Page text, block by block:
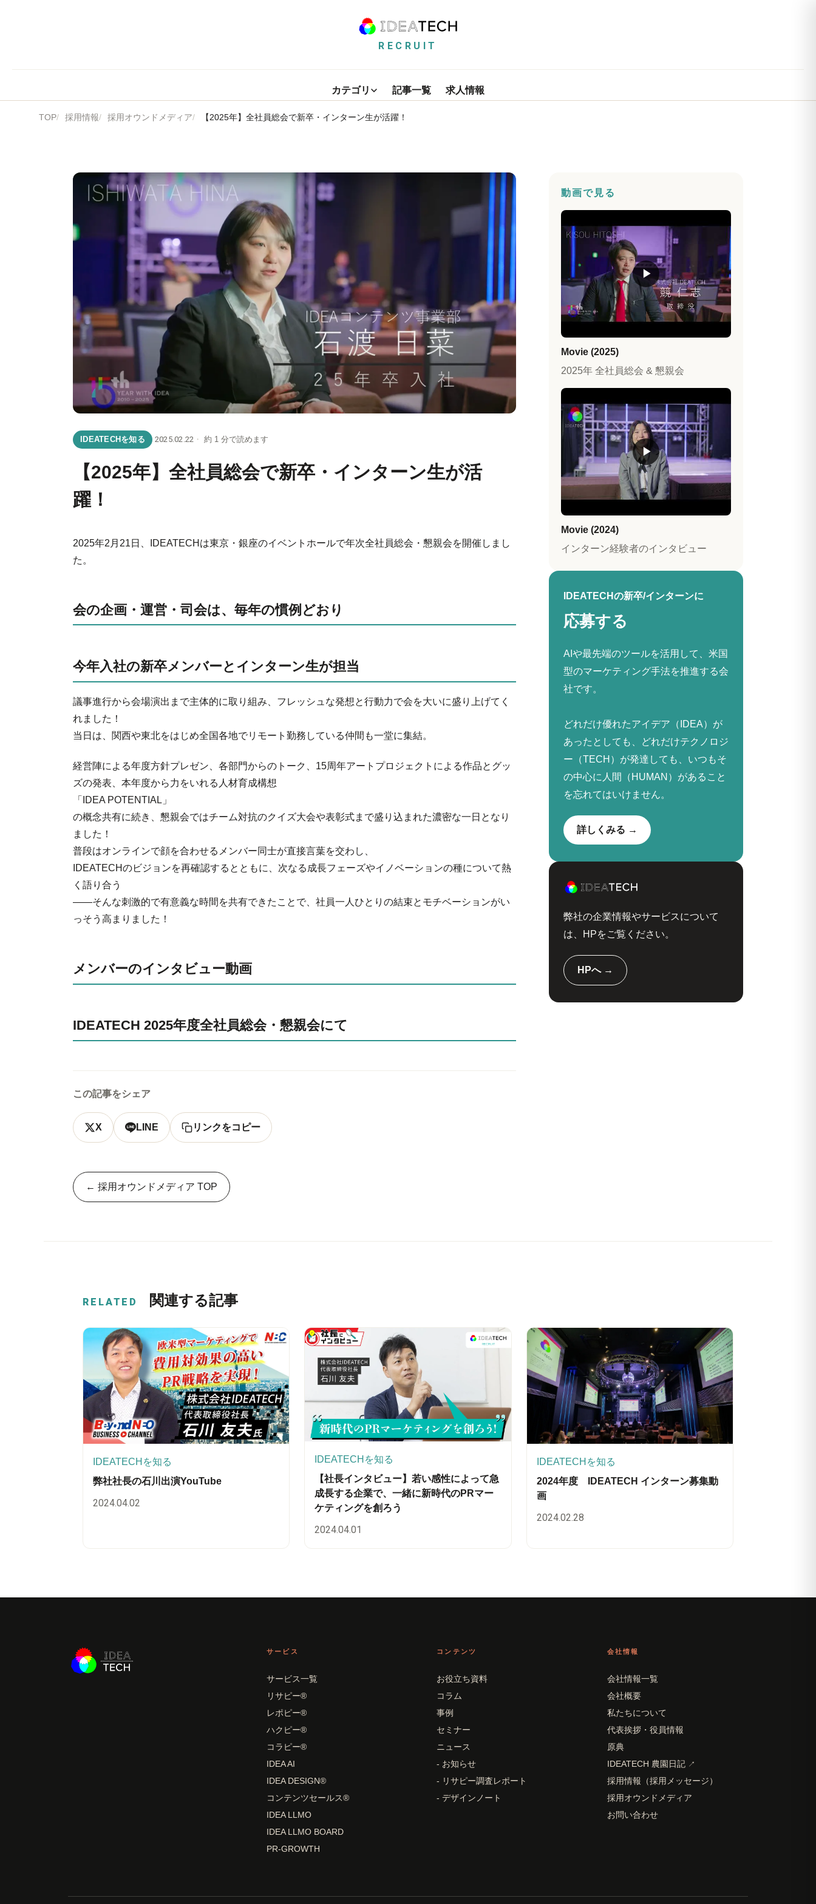
RECRUIT
カテゴリ 記事一覧 求人情報
TOP 採用情報 採用オウンドメディア 【2025年】全社員総会で新卒・インターン生が活躍！
IDEATECHを知る 2025.02.22 約 1 分で読めます
【2025年】全社員総会で新卒・インターン生が活
躍！
2025年2月21日、IDEATECHは東京・銀座のイベントホールで年次全社員総会・懇親会を開催しまし
た。
会の企画・運営・司会は、毎年の慣例どおり
今年入社の新卒メンバーとインターン生が担当
議事進行から会場演出まで主体的に取り組み、フレッシュな発想と行動力で会を大いに盛り上げてく
れました！
当日は、関西や東北をはじめ全国各地でリモート勤務している仲間も一堂に集結。
経営陣による年度方針プレゼン、各部門からのトーク、15周年アートプロジェクトによる作品とグッ
ズの発表、本年度から力をいれる人材育成構想
「IDEA POTENTIAL」
の概念共有に続き、懇親会ではチーム対抗のクイズ大会や表彰式まで盛り込まれた濃密な一日となり
ました！
普段はオンラインで顔を合わせるメンバー同士が直接言葉を交わし、
IDEATECHのビジョンを再確認するとともに、次なる成長フェーズやイノベーションの種について熱
く語り合う
――そんな刺激的で有意義な時間を共有できたことで、社員一人ひとりの結束とモチベーションがい
っそう高まりました！
メンバーのインタビュー動画
IDEATECH 2025年度全社員総会・懇親会にて
この記事をシェア
X LINE リンクをコピー
← 採用オウンドメディア TOP
動画で見る
▶
Movie (2025)
2025年 全社員総会 & 懇親会
▶
Movie (2024)
インターン経験者のインタビュー
IDEATECHの新卒/インターンに
応募する
AIや最先端のツールを活用して、米国
型のマーケティング手法を推進する会
社です。
どれだけ優れたアイデア（IDEA）が
あったとしても、どれだけテクノロジ
ー（TECH）が発達しても、いつもそ
の中心に人間（HUMAN）があること
を忘れてはいけません。
詳しくみる →
弊社の企業情報やサービスについて
は、HPをご覧ください。
HPへ →
RELATED 関連する記事
IDEATECHを知る
弊社社長の石川出演YouTube
2024.04.02
IDEATECHを知る
【社長インタビュー】若い感性によって急
成長する企業で、一緒に新時代のPRマー
ケティングを創ろう
2024.04.01
IDEATECHを知る
2024年度 IDEATECH インターン募集動
画
2024.02.28
サービス
サービス一覧
リサピー®
レポピー®
ハクピー®
コラピー®
IDEA AI
IDEA DESIGN®
コンテンツセールス®
IDEA LLMO
IDEA LLMO BOARD
PR-GROWTH
コンテンツ
お役立ち資料
コラム
事例
セミナー
ニュース
- お知らせ
- リサピー調査レポート
- デザインノート
会社情報
会社情報一覧
会社概要
私たちについて
代表挨拶・役員情報
原典
IDEATECH 農園日記 ↗
採用情報（採用メッセージ）
採用オウンドメディア
お問い合わせ